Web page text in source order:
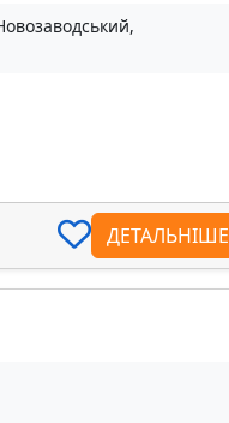
ДЕТАЛЬНІШЕ